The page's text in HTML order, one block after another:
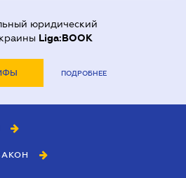
юридический
Liga:BOOK
ПОДРОБНЕЕ